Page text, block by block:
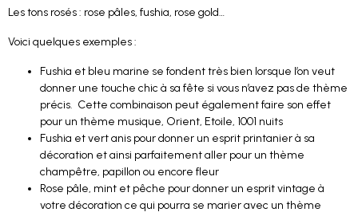
Les tons rosés : rose pâles, fushia, rose gold…
Voici quelques exemples :
Fushia et bleu marine se fondent très bien lorsque l’on veut
donner une touche chic à sa fête si vous n’avez pas de thème
précis. Cette combinaison peut également faire son effet
pour un thème musique, Orient, Etoile, 1001 nuits
Fushia et vert anis pour donner un esprit printanier à sa
décoration et ainsi parfaitement aller pour un thème
champêtre, papillon ou encore fleur
Rose pâle, mint et pêche pour donner un esprit vintage à
votre décoration ce qui pourra se marier avec un thème